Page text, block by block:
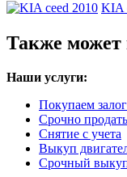
KIA
Также может
Наши услуги:
Покупаем
Срочно
Снятие с учета
Выкуп
Срочный